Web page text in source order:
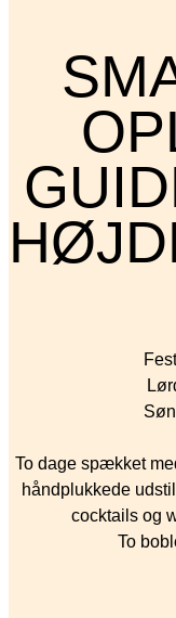
To dage spækket
håndplukkede
cocktails og
To